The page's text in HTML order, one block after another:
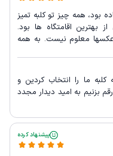
بود، همه چیز تو کلبه تمیز
بهترین اقامتگاه ها بود.
معلوم نیست. به همه
ما را انتخاب کردین و
بزنیم به امید دیدار مجدد
پیشنهاد کرده